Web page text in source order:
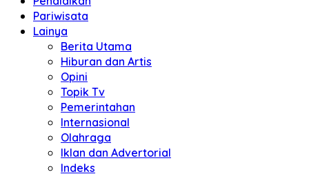
Pariwisata
Lainya
Berita Utama
Hiburan dan Artis
Opini
Topik Tv
Pemerintahan
Internasional
Olahraga
Iklan dan Advertorial
Indeks